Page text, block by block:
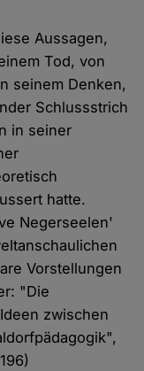
Aussagen,
Tod, von
seinem Denken,
Schlussstrich
in seiner
hatte.
Negerseelen'
Vorstellungen
"Die
zwischen